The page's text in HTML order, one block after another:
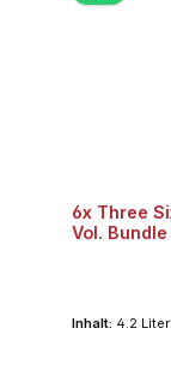
6x Three
Vol. Bundle
Inhalt: 4.2 Liter